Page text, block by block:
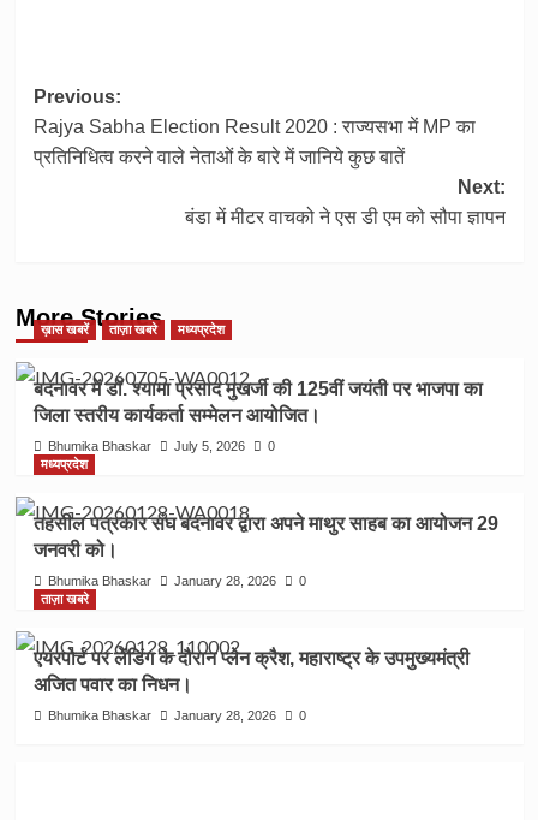
Post
navigation
Previous:
Rajya Sabha Election Result 2020 : राज्यसभा में MP का
प्रतिनिधित्व करने वाले नेताओं के बारे में जानिये कुछ बातें
Next:
बंडा में मीटर वाचको ने एस डी एम को सौपा ज्ञापन
More Stories
ख़ास खबरें ताज़ा खबरे मध्यप्रदेश
बदनावर में डॉ. श्यामा प्रसाद मुखर्जी की 125वीं जयंती पर भाजपा का
जिला स्तरीय कार्यकर्ता सम्मेलन आयोजित।
Bhumika Bhaskar July 5, 2026
0
मध्यप्रदेश
तहसील पत्रकार संघ बदनावर द्वारा अपने माथुर साहब का आयोजन 29
जनवरी को।
Bhumika Bhaskar January 28, 2026
0
ताज़ा खबरे
एयरपोर्ट पर लेंडिंग के दौरान प्लेन क्रैश, महाराष्ट्र के उपमुख्यमंत्री
अजित पवार का निधन।
Bhumika Bhaskar January 28, 2026 0